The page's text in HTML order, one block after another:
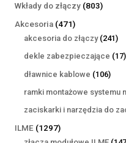
Wkłady do złączy 803803
Akcesoria 471471
produktów
akcesoria do złączy 241241
dekle zabezpieczające 17
dławnice kablowe 106106
ramki montażowe systemu
zaciskarki i narzędzia do
ILME 12971297